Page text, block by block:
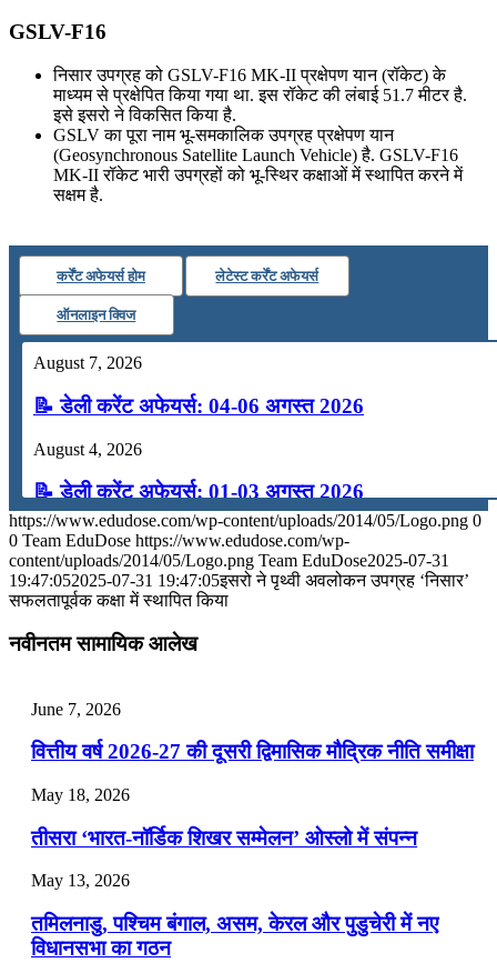
GSLV-F16
निसार उपग्रह को GSLV-F16 MK-II प्रक्षेपण यान (रॉकेट) के
माध्यम से प्रक्षेपित किया गया था. इस रॉकेट की लंबाई 51.7 मीटर है.
इसे इसरो ने विकसित किया है.
GSLV का पूरा नाम भू-समकालिक उपग्रह प्रक्षेपण यान
(Geosynchronous Satellite Launch Vehicle) है. GSLV-F16
MK-II रॉकेट भारी उपग्रहों को भू-स्थिर कक्षाओं में स्थापित करने में
सक्षम है.
कर्रेंट अफेयर्स होम लेटेस्ट कर्रेंट अफेयर्स
ऑनलाइन क्विज
August 7, 2026
📝 डेली करेंट अफेयर्स: 04-06 अगस्त 2026
August 4, 2026
📝 डेली करेंट अफेयर्स: 01-03 अगस्त 2026
July 31, 2026
📝 डेली करेंट अफेयर्स: 28-31 जुलाई 2026
July 25, 2026
📝 डेली करेंट अफेयर्स: 22-24 जुलाई 2026
July 22, 2026
📝 डेली करेंट अफेयर्स: 19-21 जुलाई 2026
July 19, 2026
📝 डेली करेंट अफेयर्स: 16-18 जुलाई 2026
https://www.edudose.com/wp-content/uploads/2014/05/Logo.png 0
0 Team EduDose https://www.edudose.com/wp-
content/uploads/2014/05/Logo.png Team EduDose2025-07-31
19:47:052025-07-31 19:47:05इसरो ने पृथ्वी अवलोकन उपग्रह ‘निसार’
सफलतापूर्वक कक्षा में स्थापित किया
नवीनतम सामायिक आलेख
June 7, 2026
वित्तीय वर्ष 2026-27 की दूसरी द्विमासिक मौद्रिक नीति समीक्षा
May 18, 2026
तीसरा ‘भारत-नॉर्डिक शिखर सम्मेलन’ ओस्लो में संपन्न
May 13, 2026
तमिलनाडु, पश्चिम बंगाल, असम, केरल और पुडुचेरी में नए
विधानसभा का गठन